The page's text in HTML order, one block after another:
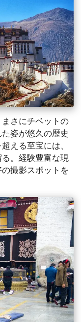
さにチベットの
姿が悠久の歴史
える至宝には、
。経験豊富な現
撮影スポットを